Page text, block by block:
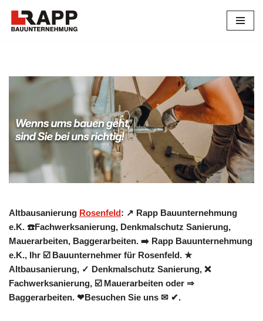
Zum
Altbausanierung Rosenfeld: ↗️ Rapp Bauunternehmung
e.K. ☎️Fachwerksanierung, Denkmalschutz Sanierung,
Mauerarbeiten, Baggerarbeiten. ➡️ Rapp Bauunternehmung
e.K., Ihr ☑️ Bauunternehmer für Rosenfeld. ★
Altbausanierung, ✓ Denkmalschutz Sanierung, ❌
Fachwerksanierung, ☑️ Mauerarbeiten oder ⇒
Baggerarbeiten. ❤Besuchen Sie uns ✉ ✔.